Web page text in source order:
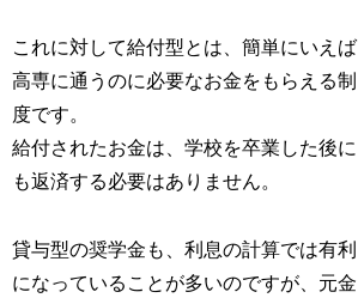
これに対して給付型とは、簡単にいえば
高専に通うのに必要なお金をもらえる制
度です。
給付されたお金は、学校を卒業した後に
も返済する必要はありません。
貸与型の奨学金も、利息の計算では有利
になっていることが多いのですが、元金